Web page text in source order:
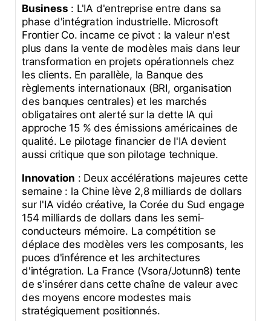
Business : L'IA d'entreprise entre dans sa
phase d'intégration industrielle. Microsoft
Frontier Co. incarne ce pivot : la valeur n'est
plus dans la vente de modèles mais dans leur
transformation en projets opérationnels chez
les clients. En parallèle, la Banque des
règlements internationaux (BRI, organisation
des banques centrales) et les marchés
obligataires ont alerté sur la dette IA qui
approche 15 % des émissions américaines de
qualité. Le pilotage financier de l'IA devient
aussi critique que son pilotage technique.
Innovation : Deux accélérations majeures cette
semaine : la Chine lève 2,8 milliards de dollars
sur l'IA vidéo créative, la Corée du Sud engage
154 milliards de dollars dans les semi-
conducteurs mémoire. La compétition se
déplace des modèles vers les composants, les
puces d'inférence et les architectures
d'intégration. La France (Vsora/Jotunn8) tente
de s'insérer dans cette chaîne de valeur avec
des moyens encore modestes mais
stratégiquement positionnés.